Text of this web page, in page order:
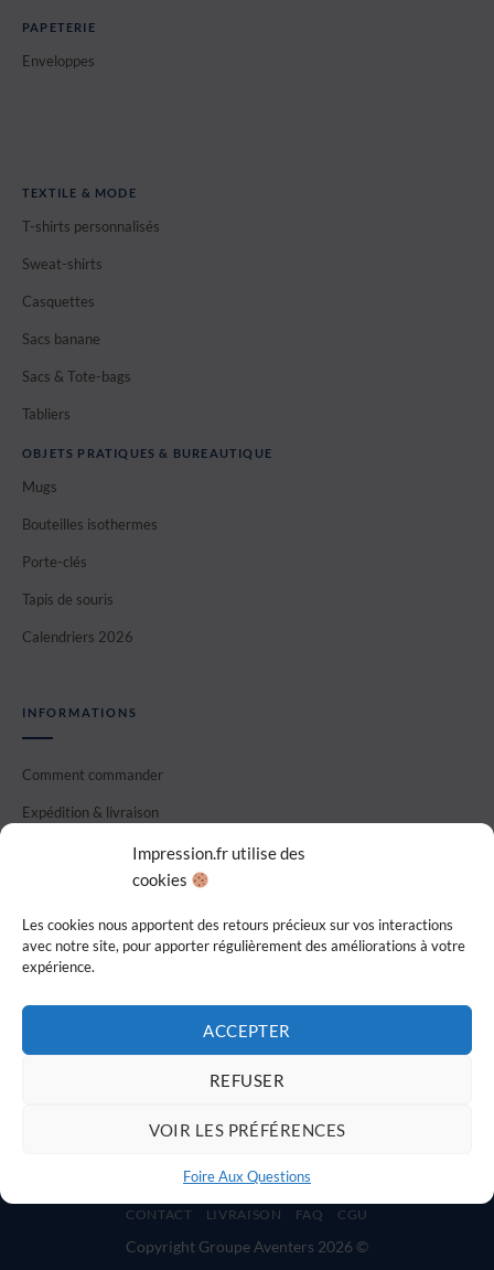
Impression.fr utilise des
cookies
Les cookies nous apportent des retours précieux sur vos interactions
avec notre site, pour apporter régulièrement des améliorations à votre
expérience.
ACCEPTER
REFUSER
VOIR LES PRÉFÉRENCES
Foire Aux Questions
PAPETERIE
Enveloppes
TEXTILE & MODE
T-shirts personnalisés
Sweat-shirts
Casquettes
Sacs banane
Sacs & Tote-bags
Tabliers
OBJETS PRATIQUES & BUREAUTIQUE
Mugs
Bouteilles isothermes
Porte-clés
Tapis de souris
Calendriers 2026
INFORMATIONS
Comment commander
Expédition & livraison
Modes de paiement
Foire aux questions
Nous contacter
CGU / CGV
Imprimé en France
Visa MasterCard
CONTACT LIVRAISON FAQ CGU
Copyright Groupe Aventers 2026 ©